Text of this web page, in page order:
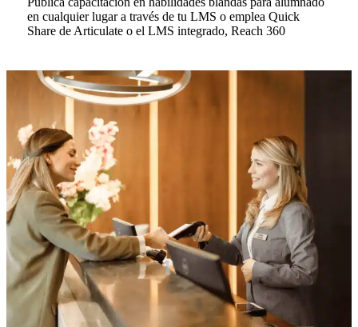
en cualquier lugar a través de tu LMS o emplea Quick
Share de Articulate o el LMS integrado, Reach 360